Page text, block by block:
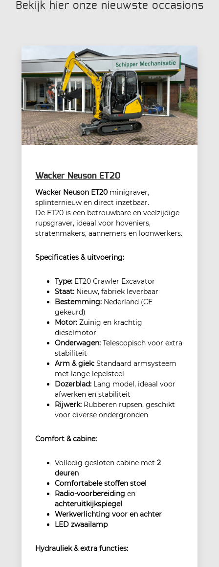
Bekijk hier onze nieuwste occasions
Wacker Neuson ET20
Wacker Neuson ET20 minigraver,
splinternieuw en direct inzetbaar.
De ET20 is een betrouwbare en veelzijdige
rupsgraver, ideaal voor hoveniers,
stratenmakers, aannemers en loonwerkers.
Specificaties & uitvoering:
Type: ET20 Crawler Excavator
Staat: Nieuw, fabriek leverbaar
Bestemming: Nederland (CE
gekeurd)
Motor: Zuinig en krachtig
dieselmotor
Onderwagen: Telescopisch voor extra
stabiliteit
Arm & giek: Standaard armsysteem
met lange lepelsteel
Dozerblad: Lang model, ideaal voor
afwerken en stabiliteit
Rijwerk: Rubberen rupsen, geschikt
voor diverse ondergronden
Comfort & cabine:
Volledig gesloten cabine met 2
deuren
Comfortabele stoffen stoel
Radio-voorbereiding en
achteruitkijkspiegel
Werkverlichting voor en achter
LED zwaailamp
Hydrauliek & extra functies: